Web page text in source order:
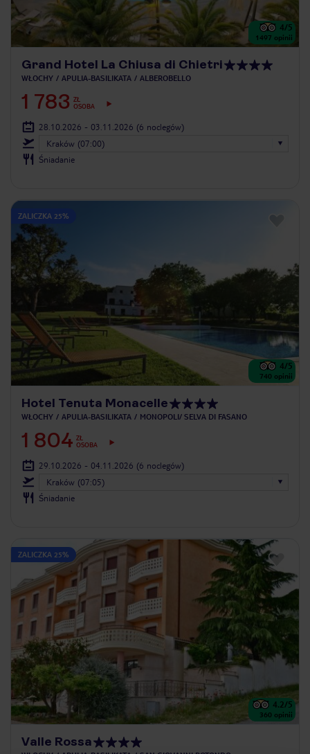
4/5
1497 opinii
Grand Hotel La Chiusa di Chietri
WŁOCHY APULIA-BASILIKATA ALBEROBELLO
1 783 ZŁ
OSOBA
28.10.2026 - 03.11.2026 (6 noclegów)
Kraków (07:00)
Śniadanie
ZALICZKA 25%
4/5
740 opinii
Hotel Tenuta Monacelle
WŁOCHY APULIA-BASILIKATA MONOPOLI/ SELVA DI FASANO
1 804 ZŁ
OSOBA
29.10.2026 - 04.11.2026 (6 noclegów)
Kraków (07:05)
Śniadanie
ZALICZKA 25%
4.2/5
360 opinii
Valle Rossa